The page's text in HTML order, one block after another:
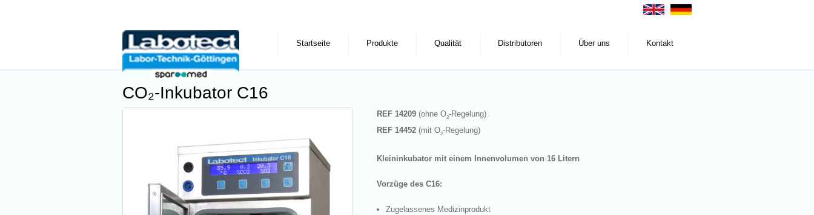
Startseite Produkte Qualität Distributoren Über uns Kontakt
CO₂-Inkubator C16
REF 14209 (ohne O2-Regelung)
REF 14452 (mit O2-Regelung)
Kleininkubator mit einem Innenvolumen von 16 Litern
Vorzüge des C16:
Zugelassenes Medizinprodukt